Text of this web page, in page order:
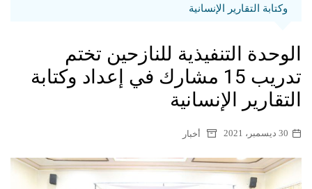
وكتابة التقارير الإنسانية
الوحدة التنفيذية للنازحين تختم
تدريب 15 مشارك في إعداد وكتابة
التقارير الإنسانية
30 ديسمبر، 2021 أخبار